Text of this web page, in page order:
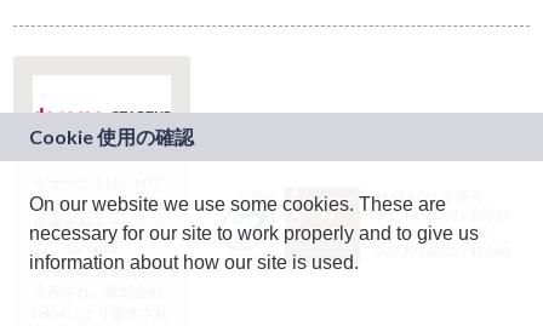
ドコモグループの新
規事業創出プログラ
ム「docomo
STARTUP」を通じて
JASRAC許諾番号：
9024936001Y45037
JASRAC許諾番号：
On our website we use some cookies. These are
necessary for our site to work properly and to give us
information about how our site is used.